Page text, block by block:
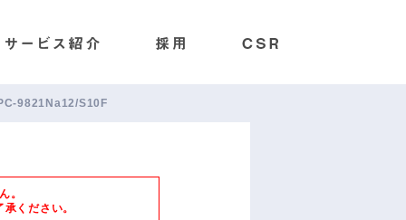
9821Na12/S10F
。
ください。